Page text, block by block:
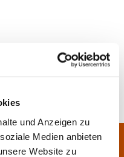
und Anzeigen zu
Medien anbieten
Website zu
am Main